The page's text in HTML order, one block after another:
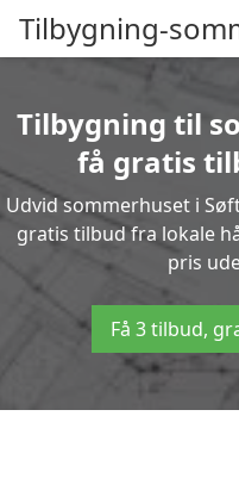
Tilbygning-
Tilbygning til
få gratis
Udvid sommerhuset i
gratis tilbud fra lokale
pris
Få 3 tilbud,